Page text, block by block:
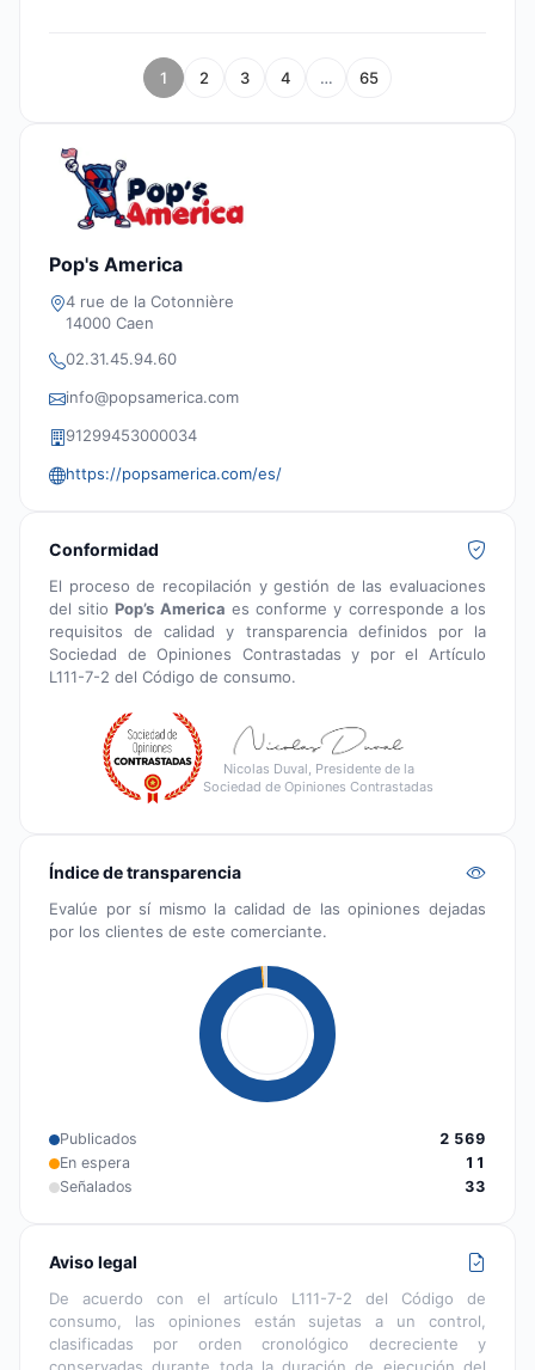
1 2 3 4 … 65
Pop's America
4 rue de la Cotonnière
14000 Caen
02.31.45.94.60
info@popsamerica.com
91299453000034
https://popsamerica.com/es/
Conformidad
El proceso de recopilación y gestión de las evaluaciones
del sitioPop’s America es conforme y corresponde a los
requisitos de calidad y transparencia definidos por la
Sociedad de Opiniones Contrastadas y por el Artículo
L111-7-2 del Código de consumo.
Nicolas Duval, Presidente de la
Sociedad de Opiniones Contrastadas
Índice de transparencia
Evalúe por sí mismo la calidad de las opiniones dejadas
por los clientes de este comerciante.
Publicados
2 569
En espera
11
Señalados
33
Aviso legal
De acuerdo con el artículo L111-7-2 del Código de
consumo, las opiniones están sujetas a un control,
clasificadas por orden cronológico decreciente y